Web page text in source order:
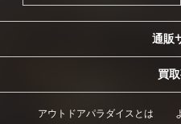
通販
買
アウトドアパラダイスとは